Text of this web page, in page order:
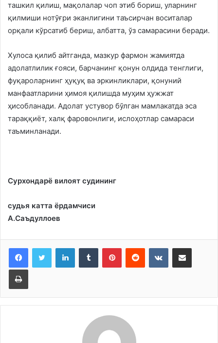
ташкил қилиш, мақолалар чоп этиб бориш, уларнинг
қилмиши нотўғри эканлигини таъсирчан воситалар
орқали кўрсатиб бериш, албатта, ўз самарасини беради.
Хулоса қилиб айтганда, мазкур фармон жамиятда
адолатлилик ғояси, барчанинг қонун олдида тенглиги,
фуқароларнинг ҳуқуқ ва эркинликлари, қонуний
манфаатларини ҳимоя қилишда муҳим ҳужжат
ҳисобланади. Адолат устувор бўлган мамлакатда эса
тараққиёт, халқ фаровонлиги, ислоҳотлар самараси
таъминланади.
Сурхондарё вилоят судининг
судья катта ёрдамчиси
А.Саъдуллоев
LinkedInTumblr PinterestReddit VKontakteShare via Email
Print